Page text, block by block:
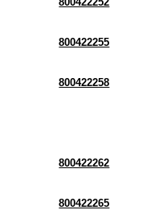
800422255
800422258
800422262
800422265